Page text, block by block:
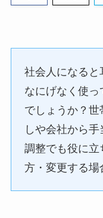
社会人になると
なにげなく使
でしょうか？
しや会社から
調整でも役に立
方・変更する場